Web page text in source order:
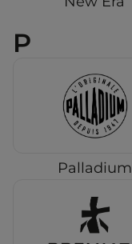
P
Palladium